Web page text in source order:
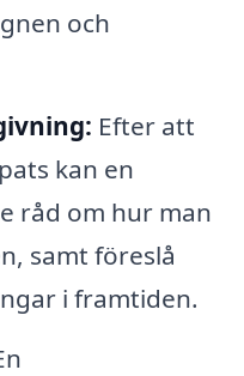
och
Efter att
kan en
råd om hur man
samt föreslå
i framtiden.